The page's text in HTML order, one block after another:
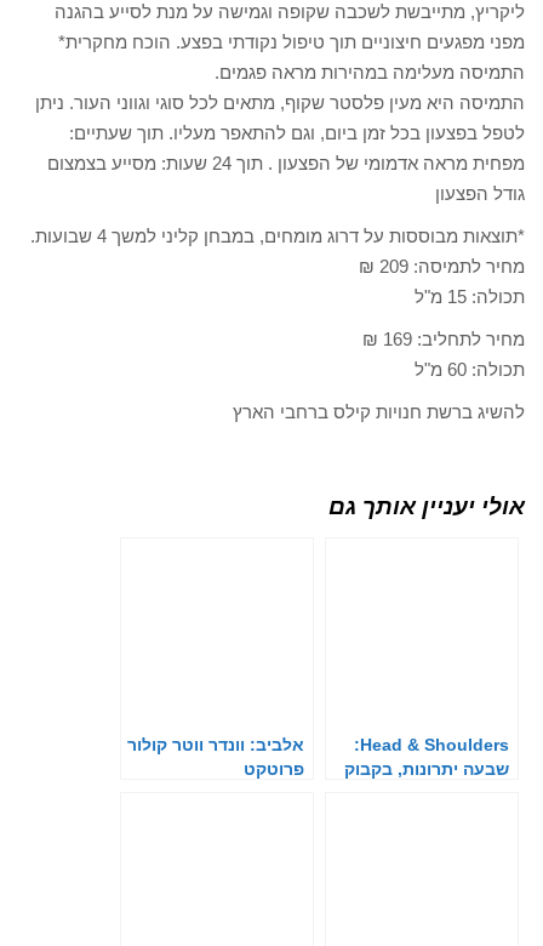
ליקריץ, מתייבשת לשכבה שקופה וגמישה על מנת לסייע בהגנה
מפני מפגעים חיצוניים תוך טיפול נקודתי בפצע. הוכח מחקרית*
התמיסה מעלימה במהירות מראה פגמים.
התמיסה היא מעין פלסטר שקוף, מתאים לכל סוגי וגווני העור. ניתן
לטפל בפצעון בכל זמן ביום, וגם להתאפר מעליו. תוך שעתיים:
מפחית מראה אדמומי של הפצעון . תוך 24 שעות: מסייע בצמצום
גודל הפצעון
*תוצאות מבוססות על דרוג מומחים, במבחן קליני למשך 4 שבועות.
מחיר לתמיסה: 209 ₪
תכולה: 15 מ"ל
מחיר לתחליב: 169 ₪
תכולה: 60 מ"ל
להשיג ברשת חנויות קילס ברחבי הארץ
אולי יעניין אותך גם
Head & Shoulders:
שבעה יתרונות, בקבוק
אלביב: וונדר ווטר קולור
פרוטקט